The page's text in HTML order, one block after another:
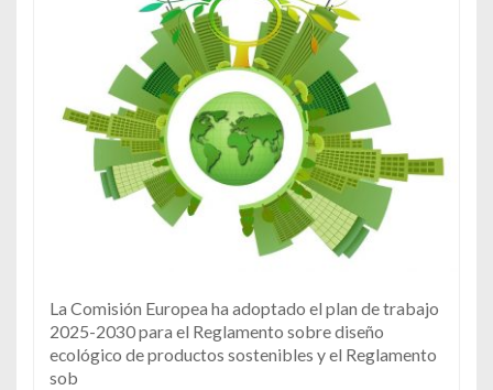
La Comisión Europea ha adoptado el plan de trabajo
2025-2030 para el Reglamento sobre diseño
ecológico de productos sostenibles y el Reglamento
sob